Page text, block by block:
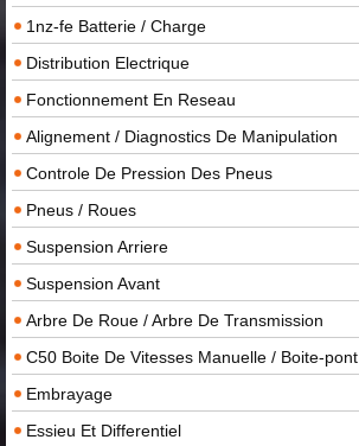
1nz-fe Batterie / Charge
Distribution Electrique
Fonctionnement En Reseau
Alignement / Diagnostics De Manipulation
Controle De Pression Des Pneus
Pneus / Roues
Suspension Arriere
Suspension Avant
Arbre De Roue / Arbre De Transmission
C50 Boite De Vitesses Manuelle / Boite-pont
Embrayage
Essieu Et Differentiel